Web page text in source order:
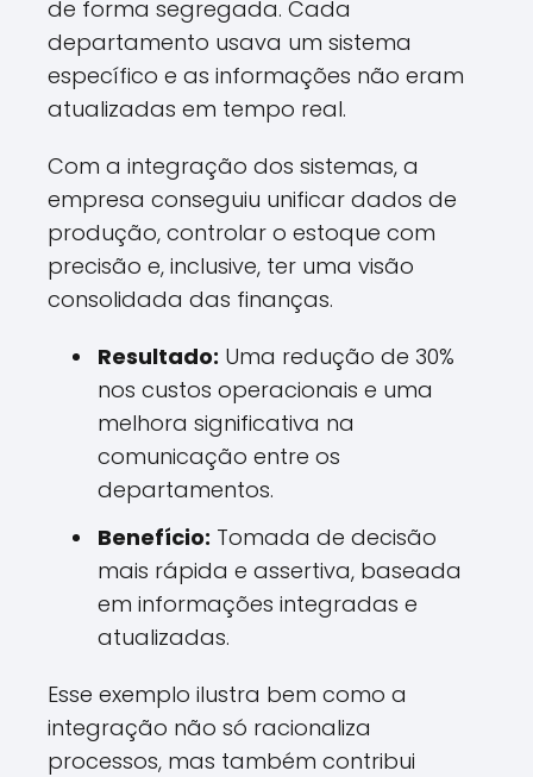
de forma segregada. Cada
departamento usava um sistema
específico e as informações não eram
atualizadas em tempo real.
Com a integração dos sistemas, a
empresa conseguiu unificar dados de
produção, controlar o estoque com
precisão e, inclusive, ter uma visão
consolidada das finanças.
Resultado: Uma redução de 30%
nos custos operacionais e uma
melhora significativa na
comunicação entre os
departamentos.
Benefício: Tomada de decisão
mais rápida e assertiva, baseada
em informações integradas e
atualizadas.
Esse exemplo ilustra bem como a
integração não só racionaliza
processos, mas também contribui